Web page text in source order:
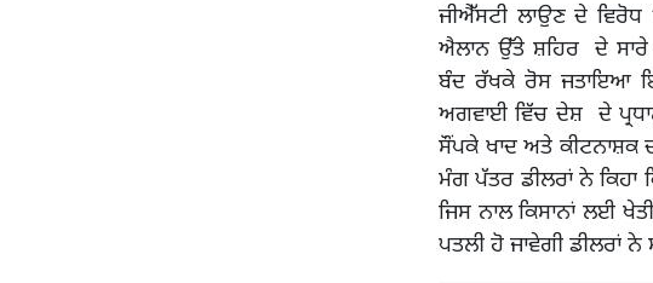
ਜੀਐੱਸਟੀ ਲਾਉਣ ਦੇ
ਐਲਾਨ ਉੱਤੇ ਸ਼ਹਿਰ ਦੇ ਸਾਰੇ
ਬੰਦ ਰੱਖਕੇ ਰੋਸ ਜਤਾਇਆ
ਅਗਵਾਈ ਵਿੱਚ ਦੇਸ਼ ਦੇ
ਸੌਂਪਕੇ ਖਾਦ ਅਤੇ
ਮੰਗ ਪੱਤਰ ਡੀਲਰਾਂ ਨੇ ਕਿਹਾ
ਜਿਸ ਨਾਲ ਕਿਸਾਨਾਂ ਲਈ
ਪਤਲੀ ਹੋ ਜਾਵੇਗੀ ਡੀਲਰਾਂ ਨੇ